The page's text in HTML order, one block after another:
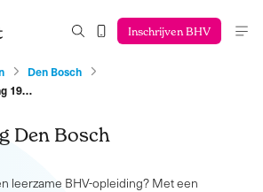
Inschrijven BHV
Den Bosch
19…
Den Bosch
leerzame BHV-opleiding? Met een